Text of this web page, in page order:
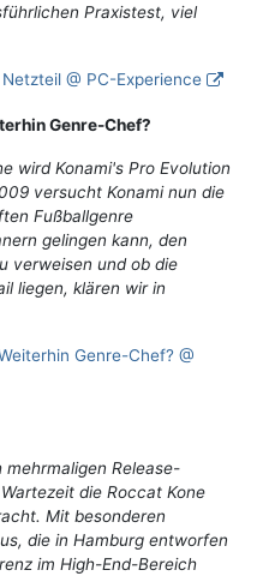
Praxistest, viel
@ PC-Experience
Genre-Chef?
wird Konami's Pro Evolution
versucht Konami nun die
Fußballgenre
gelingen kann, den
verweisen und ob die
liegen, klären wir in
Genre-Chef? @
Release-
die Roccat Kone
Mit besonderen
die in Hamburg entworfen
im High-End-Bereich